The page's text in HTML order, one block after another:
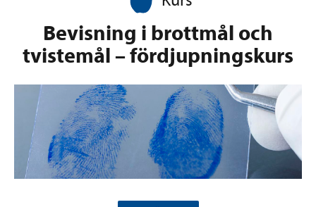
Bevisning i brottmål och
tvistemål – fördjupningskurs